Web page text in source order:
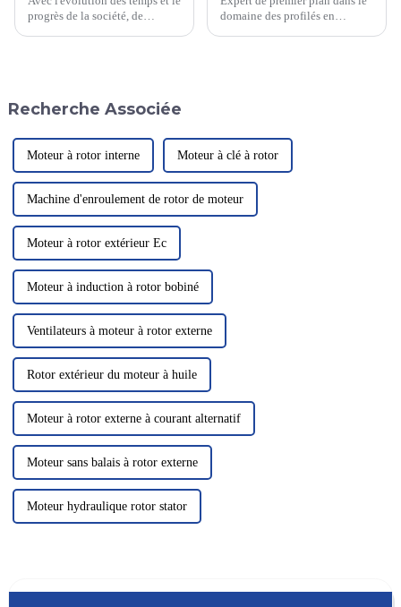
progrès de la société, de
protégés par des mesures de
domaine des profilés en
Recherche Associée
Moteur à rotor interne Moteur à clé à rotor
Machine d'enroulement de rotor de moteur
Moteur à rotor extérieur Ec
Moteur à induction à rotor bobiné
Ventilateurs à moteur à rotor externe
Rotor extérieur du moteur à huile
Moteur à rotor externe à courant alternatif
Moteur sans balais à rotor externe
Moteur hydraulique rotor stator